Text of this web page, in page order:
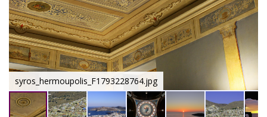
CN
syros_hermoupolis_F1793228764.jpg